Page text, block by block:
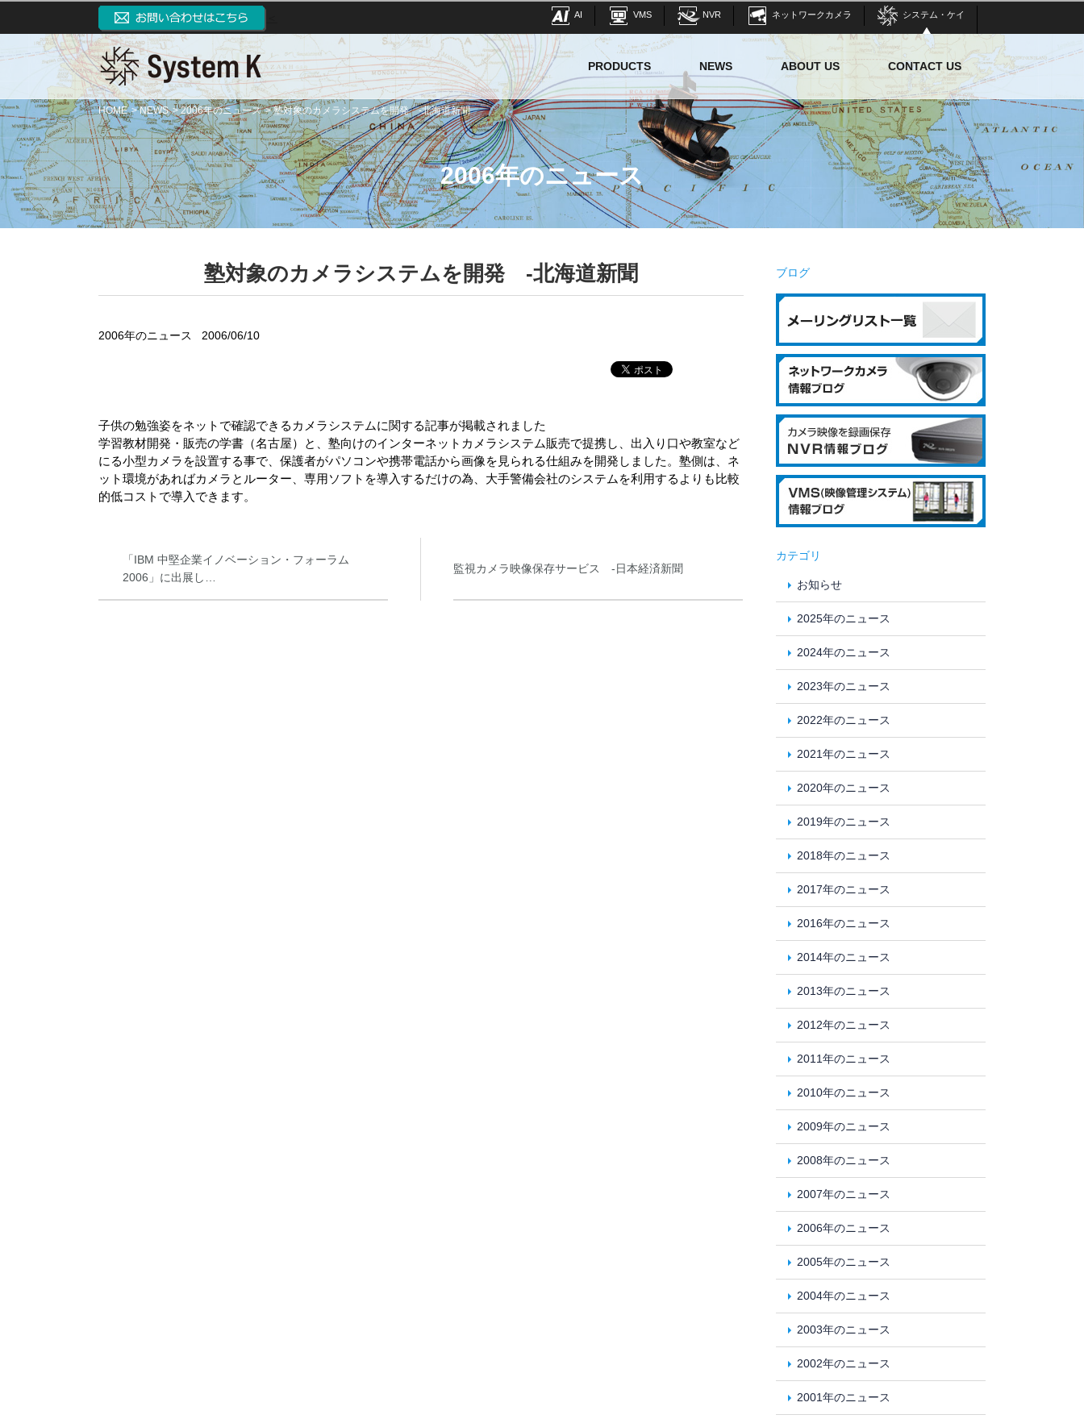
AI VMS NVR ネットワークカメラ システム・ケイ
PRODUCTS NEWS ABOUT US CONTACT US
HOME NEWS 2006年のニュース 塾対象のカメラシステムを開発 -北海道新聞
2006年のニュース
塾対象のカメラシステムを開発 -北海道新聞
2006年のニュース 2006/06/10
子供の勉強姿をネットで確認できるカメラシステムに関する記事が掲載されました
学習教材開発・販売の学書（名古屋）と、塾向けのインターネットカメラシステム販売で提携し、出入り口や教室など
にる小型カメラを設置する事で、保護者がパソコンや携帯電話から画像を見られる仕組みを開発しました。塾側は、ネ
ット環境があればカメラとルーター、専用ソフトを導入するだけの為、大手警備会社のシステムを利用するよりも比較
的低コストで導入できます。
「IBM 中堅企業イノベーション・フォーラム
2006」に出展し…
監視カメラ映像保存サービス -日本経済新聞
ブログ
カテゴリ
お知らせ
2025年のニュース
2024年のニュース
2023年のニュース
2022年のニュース
2021年のニュース
2020年のニュース
2019年のニュース
2018年のニュース
2017年のニュース
2016年のニュース
2014年のニュース
2013年のニュース
2012年のニュース
2011年のニュース
2010年のニュース
2009年のニュース
2008年のニュース
2007年のニュース
2006年のニュース
2005年のニュース
2004年のニュース
2003年のニュース
2002年のニュース
2001年のニュース